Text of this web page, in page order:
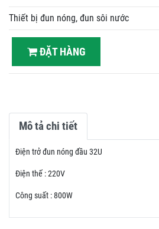
Thiết bị đun nóng, đun sôi nước
ĐẶT HÀNG
Mô tả chi tiết
Điện trở đun nóng đầu 32U
Điện thế : 220V
Công suất : 800W